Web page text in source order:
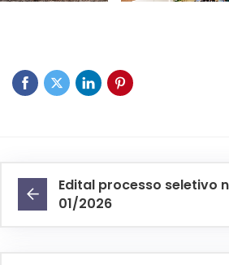
Edital processo seletivo
01/2026